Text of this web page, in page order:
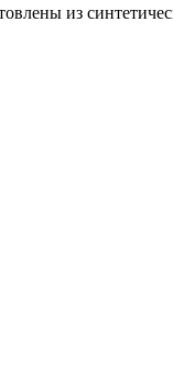
из